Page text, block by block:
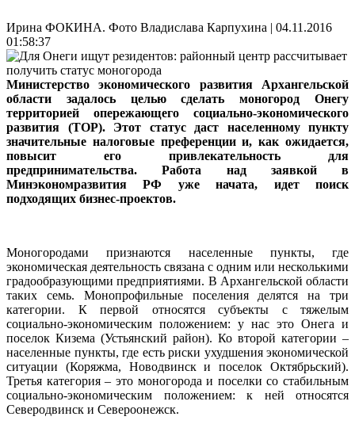
Ирина ФОКИНА. Фото Владислава Карпухина | 04.11.2016
01:58:37
Министерство экономического развития Архангельской
области задалось целью сделать моногород Онегу
территорией опережающего социально-экономического
развития (ТОР). Этот статус даст населенному пункту
значительные налоговые преференции и, как ожидается,
повысит его привлекательность для
предпринимательства. Работа над заявкой в
Минэкономразвития РФ уже начата, идет поиск
подходящих бизнес-проектов.
Моногородами признаются населенные пункты, где
экономическая деятельность связана с одним или несколькими
градообразующими предприятиями. В Архангельской области
таких семь. Монопрофильные поселения делятся на три
категории. К первой относятся субъекты с тяжелым
социально-экономическим положением: у нас это Онега и
поселок Кизема (Устьянский район). Ко второй категории –
населенные пункты, где есть риски ухудшения экономической
ситуации (Коряжма, Новодвинск и поселок Октябрьский).
Третья категория – это моногорода и поселки со стабильным
социально-экономическим положением: к ней относятся
Северодвинск и Североонежск.